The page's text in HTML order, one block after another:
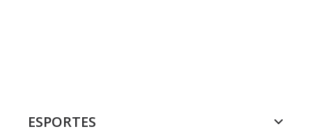
ESPORTES